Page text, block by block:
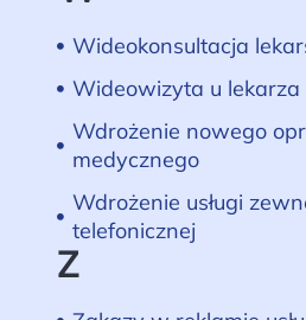
Wideokonsultacja
Wideowizyta u lekarza
Wdrożenie nowego
medycznego
Wdrożenie usługi
telefonicznej
Z